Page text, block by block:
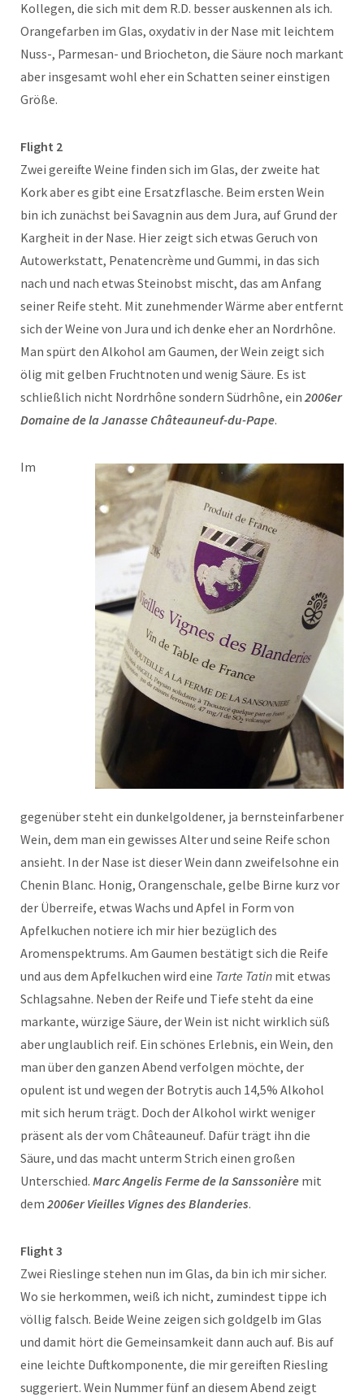
Kollegen, die sich mit dem R.D. besser auskennen als ich.
Orangefarben im Glas, oxydativ in der Nase mit leichtem
Nuss-, Parmesan- und Briocheton, die Säure noch markant
aber insgesamt wohl eher ein Schatten seiner einstigen
Größe.
Flight 2
Zwei gereifte Weine finden sich im Glas, der zweite hat
Kork aber es gibt eine Ersatzflasche. Beim ersten Wein
bin ich zunächst bei Savagnin aus dem Jura, auf Grund der
Kargheit in der Nase. Hier zeigt sich etwas Geruch von
Autowerkstatt, Penatencrème und Gummi, in das sich
nach und nach etwas Steinobst mischt, das am Anfang
seiner Reife steht. Mit zunehmender Wärme aber entfernt
sich der Weine von Jura und ich denke eher an Nordrhône.
Man spürt den Alkohol am Gaumen, der Wein zeigt sich
ölig mit gelben Fruchtnoten und wenig Säure. Es ist
schließlich nicht Nordrhône sondern Südrhône, ein 2006er
Domaine de la Janasse Châteauneuf-du-Pape.
Im
gegenüber steht ein dunkelgoldener, ja bernsteinfarbener
Wein, dem man ein gewisses Alter und seine Reife schon
ansieht. In der Nase ist dieser Wein dann zweifelsohne ein
Chenin Blanc. Honig, Orangenschale, gelbe Birne kurz vor
der Überreife, etwas Wachs und Apfel in Form von
Apfelkuchen notiere ich mir hier bezüglich des
Aromenspektrums. Am Gaumen bestätigt sich die Reife
und aus dem Apfelkuchen wird eine Tarte Tatin mit etwas
Schlagsahne. Neben der Reife und Tiefe steht da eine
markante, würzige Säure, der Wein ist nicht wirklich süß
aber unglaublich reif. Ein schönes Erlebnis, ein Wein, den
man über den ganzen Abend verfolgen möchte, der
opulent ist und wegen der Botrytis auch 14,5% Alkohol
mit sich herum trägt. Doch der Alkohol wirkt weniger
präsent als der vom Châteauneuf. Dafür trägt ihn die
Säure, und das macht unterm Strich einen großen
Unterschied. Marc Angelis Ferme de la Sanssonière mit
dem 2006er Vieilles Vignes des Blanderies.
Flight 3
Zwei Rieslinge stehen nun im Glas, da bin ich mir sicher.
Wo sie herkommen, weiß ich nicht, zumindest tippe ich
völlig falsch. Beide Weine zeigen sich goldgelb im Glas
und damit hört die Gemeinsamkeit dann auch auf. Bis auf
eine leichte Duftkomponente, die mir gereiften Riesling
suggeriert. Wein Nummer fünf an diesem Abend zeigt